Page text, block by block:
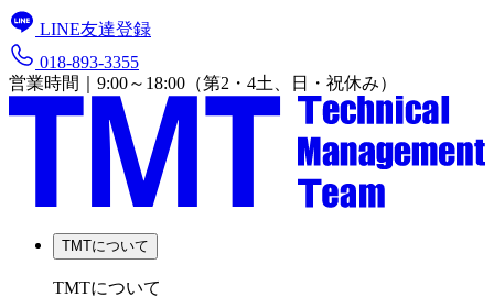
LINE友達登録
018-893-3355
営業時間｜9:00～18:00（第2・4土、日・祝休み）
TMTについて
TMTについて